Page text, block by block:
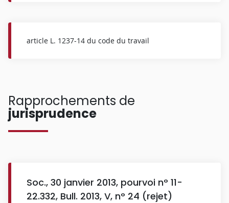
article L. 1237-14 du code du travail
Rapprochements de
jurisprudence
Soc., 30 janvier 2013, pourvoi n° 11-
22.332, Bull. 2013, V, n° 24 (rejet)